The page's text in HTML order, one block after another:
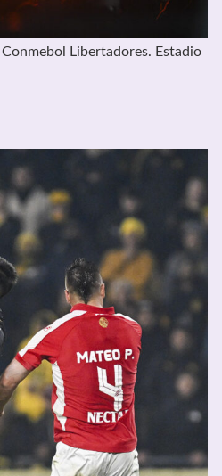
Libertadores. Estadio